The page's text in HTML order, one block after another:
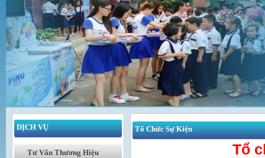
DỊCH VỤ
Tư Vấn Thương Hiệu
Tổ Chức Sự Kiện
Tổ